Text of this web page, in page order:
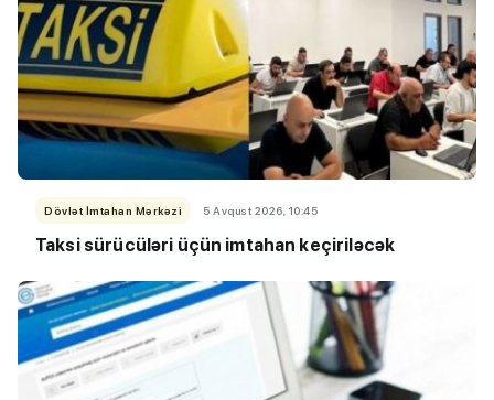
Dövlət İmtahan Mərkəzi 5 Avqust 2026, 10:45
Taksi sürücüləri üçün imtahan keçiriləcək